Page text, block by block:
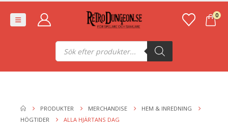
0
Produktsökning
PRODUKTER MERCHANDISE
HEM & INREDNING
HÖGTIDER
ALLA HJÄRTANS DAG